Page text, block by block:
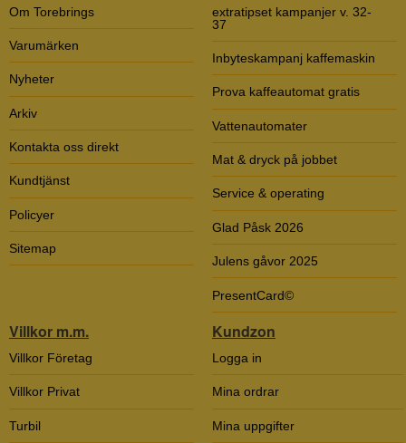
Om Torebrings
Varumärken
Nyheter
Arkiv
Kontakta oss direkt
Kundtjänst
Policyer
Sitemap
extratipset kampanjer v. 32-
37
Inbyteskampanj kaffemaskin
Prova kaffeautomat gratis
Vattenautomater
Mat & dryck på jobbet
Service & operating
Glad Påsk 2026
Julens gåvor 2025
PresentCard©
Villkor m.m.
Villkor Företag
Villkor Privat
Turbil
Kundzon
Logga in
Mina ordrar
Mina uppgifter